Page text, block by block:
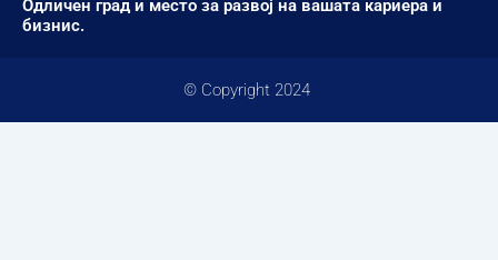
Одличен град и место за развој на вашата кариера и
бизнис.
© Copyright 2024